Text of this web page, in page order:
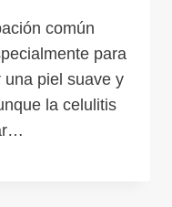
común
para
piel suave y
la celulitis